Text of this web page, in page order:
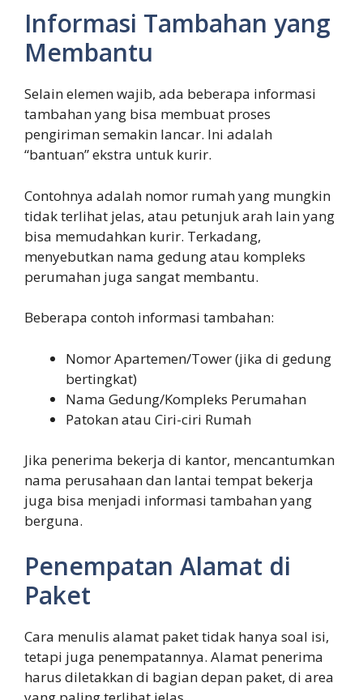
Informasi Tambahan yang
Membantu
Selain elemen wajib, ada beberapa informasi
tambahan yang bisa membuat proses
pengiriman semakin lancar. Ini adalah
“bantuan” ekstra untuk kurir.
Contohnya adalah nomor rumah yang mungkin
tidak terlihat jelas, atau petunjuk arah lain yang
bisa memudahkan kurir. Terkadang,
menyebutkan nama gedung atau kompleks
perumahan juga sangat membantu.
Beberapa contoh informasi tambahan:
Nomor Apartemen/Tower (jika di gedung
bertingkat)
Nama Gedung/Kompleks Perumahan
Patokan atau Ciri-ciri Rumah
Jika penerima bekerja di kantor, mencantumkan
nama perusahaan dan lantai tempat bekerja
juga bisa menjadi informasi tambahan yang
berguna.
Penempatan Alamat di
Paket
Cara menulis alamat paket tidak hanya soal isi,
tetapi juga penempatannya. Alamat penerima
harus diletakkan di bagian depan paket, di area